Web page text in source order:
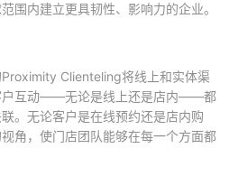
围内建立更具韧性、影响力的企业。
Clienteling将线上和实体渠
户互动——无论是线上还是店内——都
。无论客户是在线预约还是店内购
角，使门店团队能够在每一个方面都